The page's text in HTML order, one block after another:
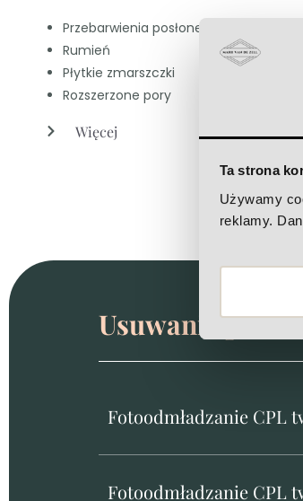
Ta strona
Używamy
reklamy.
Przebarwienia posłoneczne
Rumień
Płytkie zmarszczki
Rozszerzone pory
Więcej
Usuwanie
Fotoodmładzanie CPL
Fotoodmładzanie CPL